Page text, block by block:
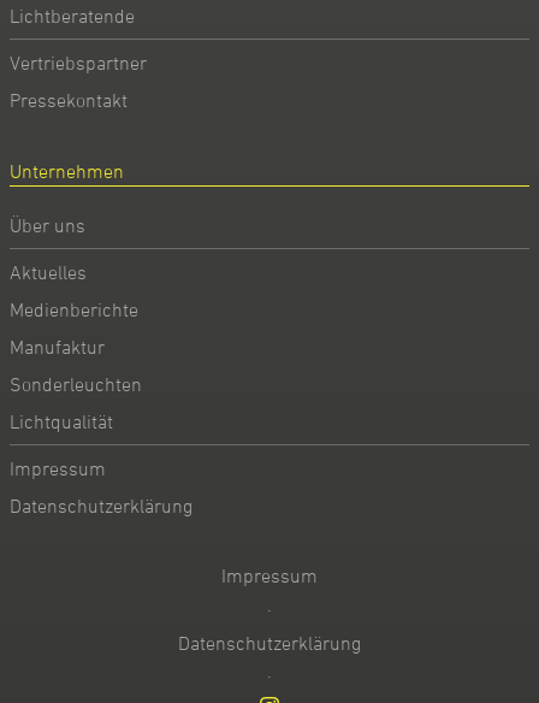
Lichtberatende
Vertriebspartner
Pressekontakt
Unternehmen
Über uns
Aktuelles
Medienberichte
Manufaktur
Sonderleuchten
Lichtqualität
Impressum
Datenschutzerklärung
Impressum
·
Datenschutzerklärung
·